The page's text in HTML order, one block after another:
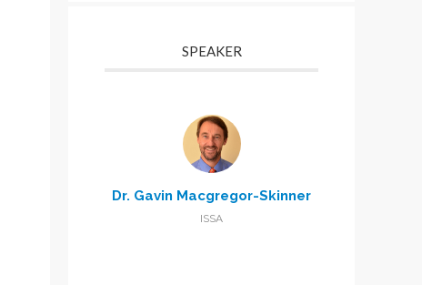
SPEAKER
Dr. Gavin Macgregor-Skinner
ISSA